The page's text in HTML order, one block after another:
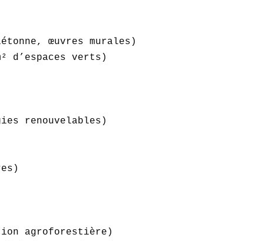
œuvres murales)
d’espaces verts)
renouvelables)
agroforestière)